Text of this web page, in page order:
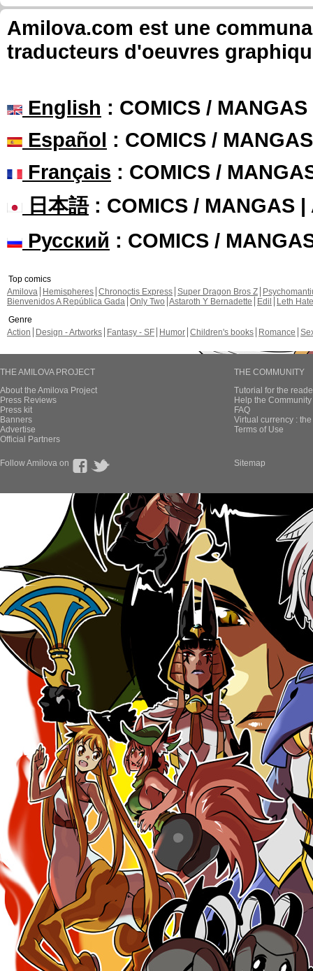
Amilova.com est une
traducteurs d'oeuvres
English : COMICS /
Español : COMICS /
Français : COMICS /
日本語: COMICS / MANGAS |
Русский : COMICS /
Top comics
Amilova
Hemispheres Chronoctis Express Super Dragon Bros Z
Bienvenidos A República Gada Only Two Astaroth Y Bernadette Edil
Leth Hate
Genre
Action
Design - Artworks Fantasy - SF Humor Children's books Romance
THE AMILOVA PROJECT
About the Amilova Project
Press Reviews
Press kit
Banners
Advertise
Official Partners
THE COMMUNITY
Tutorial for the
Help the
FAQ
Virtual currency :
Terms of Use
Follow Amilova on Sitemap